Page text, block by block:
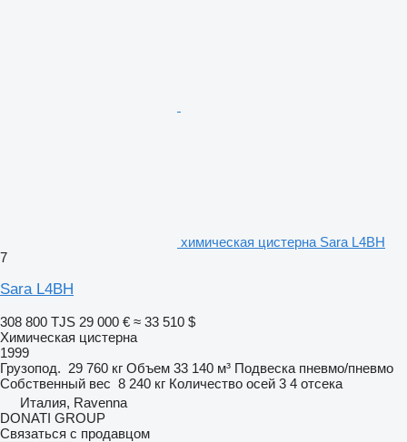
химическая цистерна Sara L4BH
7
Sara L4BH
308 800 TJS 29 000 € ≈ 33 510 $
Химическая цистерна
1999
Грузопод. 29 760 кг Объем 33 140 м³ Подвеска пневмо/пневмо
Собственный вес 8 240 кг Количество осей 3 4 отсека
Италия, Ravenna
DONATI GROUP
Связаться с продавцом